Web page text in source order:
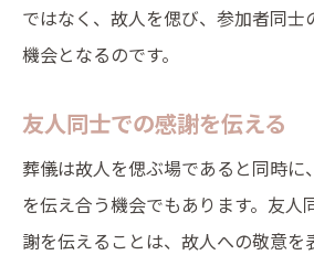
ではなく、故人を偲び、参加者同士
機会となるのです。
友人同士での感謝を伝える
葬儀は故人を偲ぶ場であると同時に
を伝え合う機会でもあります。友人
謝を伝えることは、故人への敬意を